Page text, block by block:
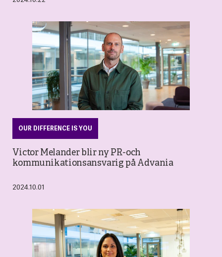
OUR DIFFERENCE IS YOU
Victor Melander blir ny PR-och
kommunikationsansvarig på Advania
2024.10.01